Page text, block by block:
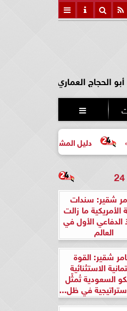
أبو الحجاج العماري

المشتري لأول مرة لاختيار مشروع
شقير: سندات
الأمريكية ما زالت
الدفاعي الأول في
العالم
شقير: القوة
الاستثنائية
السعودية تُمثِّل
في ظل...